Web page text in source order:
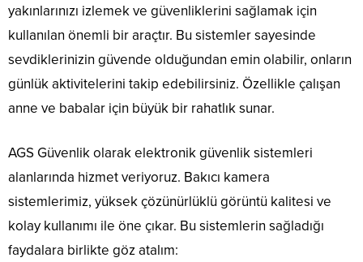
yakınlarınızı izlemek ve güvenliklerini sağlamak için
kullanılan önemli bir araçtır. Bu sistemler sayesinde
sevdiklerinizin güvende olduğundan emin olabilir, onların
günlük aktivitelerini takip edebilirsiniz. Özellikle çalışan
anne ve babalar için büyük bir rahatlık sunar.
AGS Güvenlik olarak elektronik güvenlik sistemleri
alanlarında hizmet veriyoruz. Bakıcı kamera
sistemlerimiz, yüksek çözünürlüklü görüntü kalitesi ve
kolay kullanımı ile öne çıkar. Bu sistemlerin sağladığı
faydalara birlikte göz atalım: